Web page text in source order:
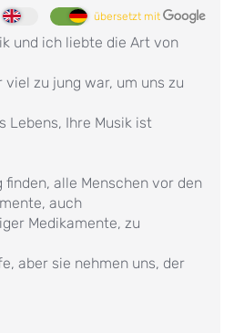
übersetzt mit
und ich liebte die Art von
zu jung war, um uns zu
Lebens, Ihre Musik ist
finden, alle Menschen vor den
auch
Medikamente, zu
aber sie nehmen uns, der